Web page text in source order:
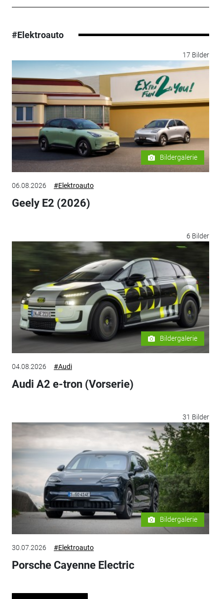
#Elektroauto
17 Bilder
Bildergalerie
06.08.2026 #Elektroauto
Geely E2 (2026)
6 Bilder
Bildergalerie
04.08.2026 #Audi
Audi A2 e-tron (Vorserie)
31 Bilder
Bildergalerie
30.07.2026 #Elektroauto
Porsche Cayenne Electric